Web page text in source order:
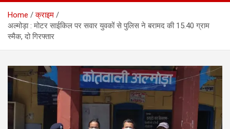
Home
क्राइम
अल्मोड़ा : मोटर साईकिल पर सवार युवकों से पुलिस ने बरामद की 15.40 ग्राम
स्मैक, दो गिरफ्तार